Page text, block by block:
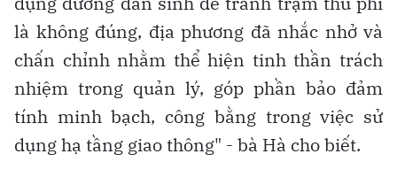
là không đúng, địa phương đã nhắc nhở và
chấn chỉnh nhằm thể hiện tinh thần trách
nhiệm trong quản lý, góp phần bảo đảm
tính minh bạch, công bằng trong việc sử
dụng hạ tầng giao thông" - bà Hà cho biết.